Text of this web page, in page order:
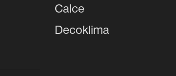
Calce
Decoklima